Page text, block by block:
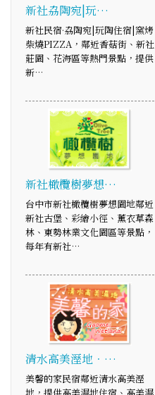
新社劦陶宛|玩…
新社民宿·劦陶宛|玩陶住宿|窯烤
柴燒PIZZA，鄰近香菇街、新社
莊園、花海區等熱門景點，提供
新…
新社橄欖樹夢想…
台中市新社橄欖樹夢想園地鄰近
新社古堡、彩繪小徑、薰衣草森
林、東勢林業文化園區等景點，
每年有新社…
清水高美溼地．…
美馨的家民宿鄰近清水高美溼